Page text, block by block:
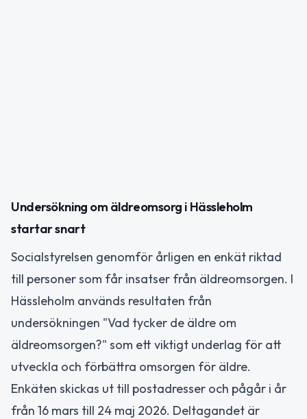
Undersökning om äldreomsorg i Hässleholm
startar snart
Socialstyrelsen genomför årligen en enkät riktad
till personer som får insatser från äldreomsorgen. I
Hässleholm används resultaten från
undersökningen "Vad tycker de äldre om
äldreomsorgen?" som ett viktigt underlag för att
utveckla och förbättra omsorgen för äldre.
Enkäten skickas ut till postadresser och pågår i år
från 16 mars till 24 maj 2026. Deltagandet är